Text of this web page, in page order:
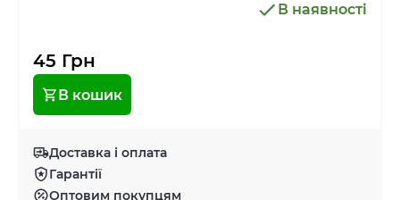
В наявності
45 Грн
В кошик
Доставка і оплата
Гарантії
Оптовим покупцям